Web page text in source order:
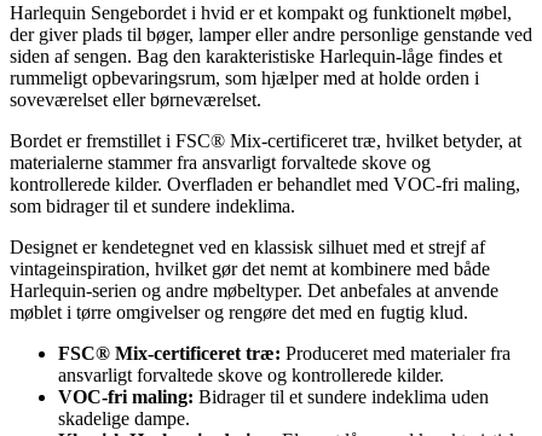
Harlequin Sengebordet i hvid er et kompakt og funktionelt møbel,
der giver plads til bøger, lamper eller andre personlige genstande ved
siden af sengen. Bag den karakteristiske Harlequin-låge findes et
rummeligt opbevaringsrum, som hjælper med at holde orden i
soveværelset eller børneværelset.
Bordet er fremstillet i FSC® Mix-certificeret træ, hvilket betyder, at
materialerne stammer fra ansvarligt forvaltede skove og
kontrollerede kilder. Overfladen er behandlet med VOC-fri maling,
som bidrager til et sundere indeklima.
Designet er kendetegnet ved en klassisk silhuet med et strejf af
vintageinspiration, hvilket gør det nemt at kombinere med både
Harlequin-serien og andre møbeltyper. Det anbefales at anvende
møblet i tørre omgivelser og rengøre det med en fugtig klud.
FSC® Mix-certificeret træ: Produceret med materialer fra
ansvarligt forvaltede skove og kontrollerede kilder.
VOC-fri maling: Bidrager til et sundere indeklima uden
skadelige dampe.